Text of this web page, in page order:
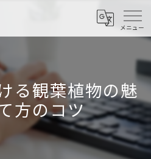
る観葉植物の魅
方のコツ